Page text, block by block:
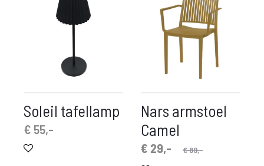
Soleil tafellamp
€ 55,-
Nars armstoel
Camel
€89,-
Oorspronkelijke
€ 29,-
Huidige